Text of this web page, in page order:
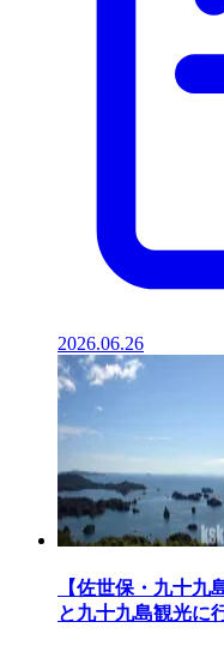
2026.06.26
【佐世保・九十
と九十九島観光に